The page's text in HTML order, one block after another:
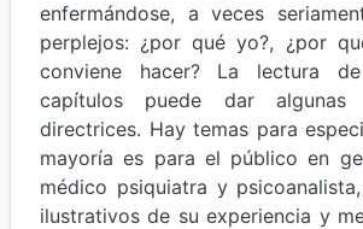
enfermándose, a veces
perplejos: ¿por qué yo?, ¿por
conviene hacer? La lectura
capítulos puede dar algunas
directrices. Hay temas para
mayoría es para el público en
médico psiquiatra y
ilustrativos de su experiencia y